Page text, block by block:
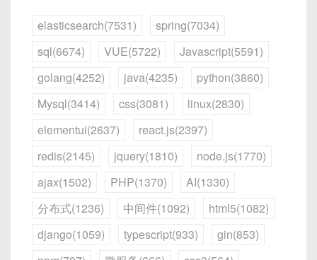
elasticsearch(7531)
spring(7034)
sql(6674)
VUE(5722)
Javascript(5591)
golang(4252)
java(4235)
python(3860)
Mysql(3414)
css(3081)
linux(2830)
elementui(2637)
react.js(2397)
redis(2145)
jquery(1810)
node.js(1770)
ajax(1502)
PHP(1370)
AI(1330)
分布式(1236)
中间件(1092)
html5(1082)
django(1059)
typescript(933)
gin(853)